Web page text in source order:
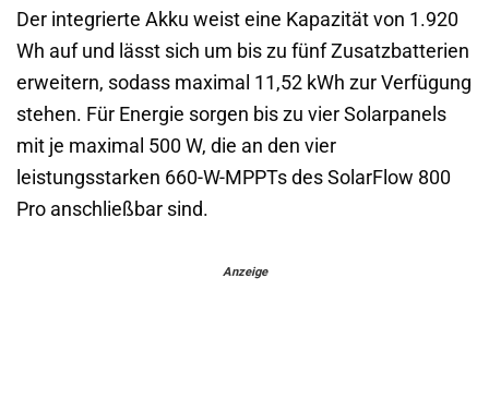
Der integrierte Akku weist eine Kapazität von 1.920
Wh auf und lässt sich um bis zu fünf Zusatzbatterien
erweitern, sodass maximal 11,52 kWh zur Verfügung
stehen. Für Energie sorgen bis zu vier Solarpanels
mit je maximal 500 W, die an den vier
leistungsstarken 660-W-MPPTs des SolarFlow 800
Pro anschließbar sind.
Anzeige